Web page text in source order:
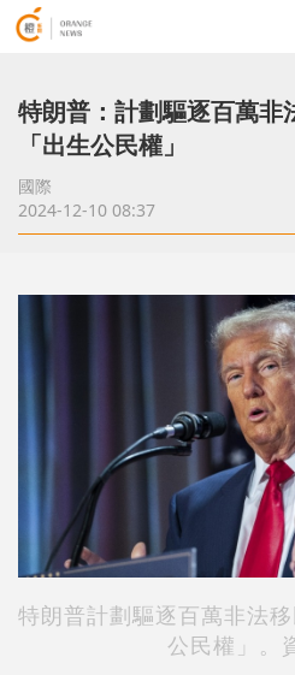
特朗普：計劃驅逐百萬
「出生公民權」
國際
2024-12-10 08:37
特朗普計劃驅逐百萬非法
公民權」。